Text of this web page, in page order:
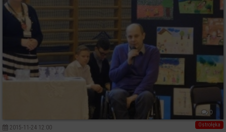
0
Ostrołęka
2015-11-24 12:00